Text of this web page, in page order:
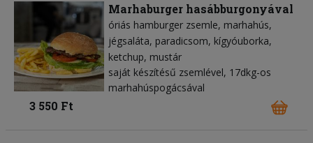
Marhaburger hasábburgonyával
óriás hamburger zsemle marhahús
jégsaláta paradicsom kígyóuborka
ketchup mustár
saját készítésű zsemlével, 17dkg-os
marhahúspogácsával
3 550 Ft